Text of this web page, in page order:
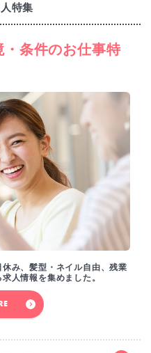
特集
条件のお仕事特
み、髪型・ネイル自由、残業
人情報を集めました。